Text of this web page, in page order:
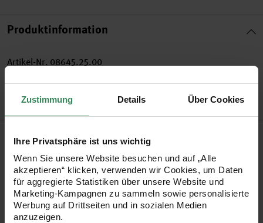
Zustimmung Details Über Cookies
Ihre Privatsphäre ist uns wichtig
Wenn Sie unsere Website besuchen und auf „Alle
akzeptieren“ klicken, verwenden wir Cookies, um Daten
für aggregierte Statistiken über unsere Website und
Marketing-Kampagnen zu sammeln sowie personalisierte
Werbung auf Drittseiten und in sozialen Medien
anzuzeigen.
Produktinformation
Artikel-Nr. 08645.25.00
Produktbeschreibung
Mit den transparenten Heißklebestiften bewaffnen Sie Ihre
Heißklebepistole.
zum Verkleben vieler verschiedener Materialien